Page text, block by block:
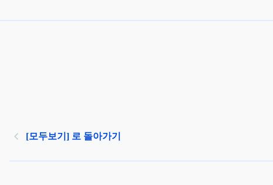
[모두보기] 로 돌아가기